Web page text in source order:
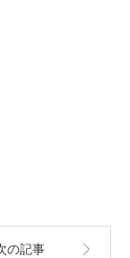
の記事